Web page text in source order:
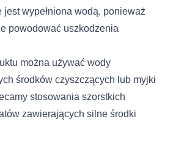
wypełniona wodą, ponieważ
powodować uszkodzenia
można używać wody
środków czyszczących lub myjki
stosowania szorstkich
zawierających silne środki